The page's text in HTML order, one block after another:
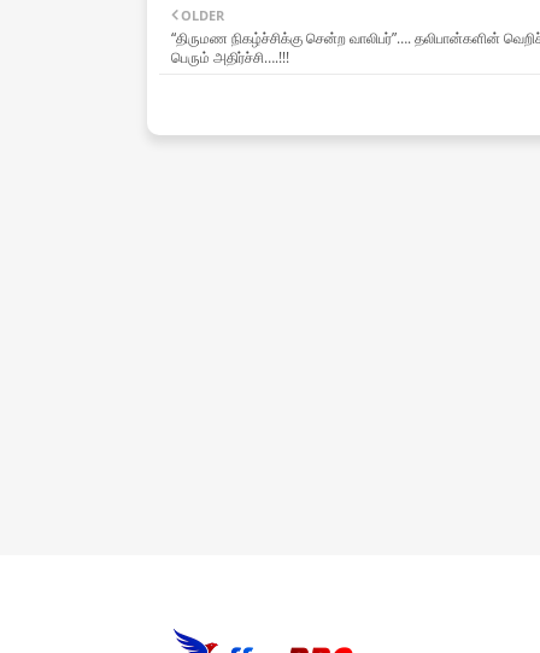
OLDER
“திருமண நிகழ்ச்சிக்கு சென்ற வாலிபர்”…. தலிபான்களின்
பெரும் அதிர்ச்சி….!!!